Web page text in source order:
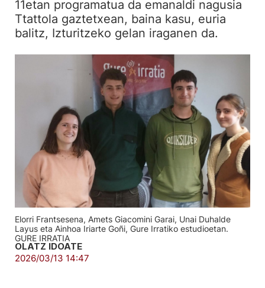
11etan programatua da emanaldi nagusia
Ttattola gaztetxean, baina kasu, euria
balitz, Izturitzeko gelan iraganen da.
Elorri Frantsesena, Amets Giacomini Garai, Unai Duhalde
Layus eta Ainhoa Iriarte Goñi, Gure Irratiko estudioetan.
GURE IRRATIA
OLATZ IDOATE
2026/03/13 14:47